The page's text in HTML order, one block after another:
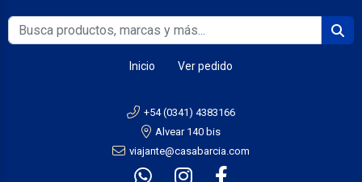
Inicio Ver pedido
+54 (0341) 4383166
Alvear 140 bis
viajante@casabarcia.com